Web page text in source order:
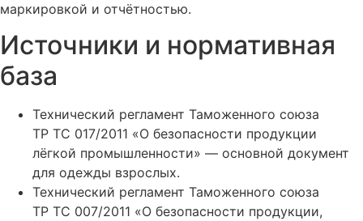
маркировкой и отчётностью.
Источники и нормативная
база
Технический регламент Таможенного союза
ТР ТС 017/2011 «О безопасности продукции
лёгкой промышленности» — основной документ
для одежды взрослых.
Технический регламент Таможенного союза
ТР ТС 007/2011 «О безопасности продукции,